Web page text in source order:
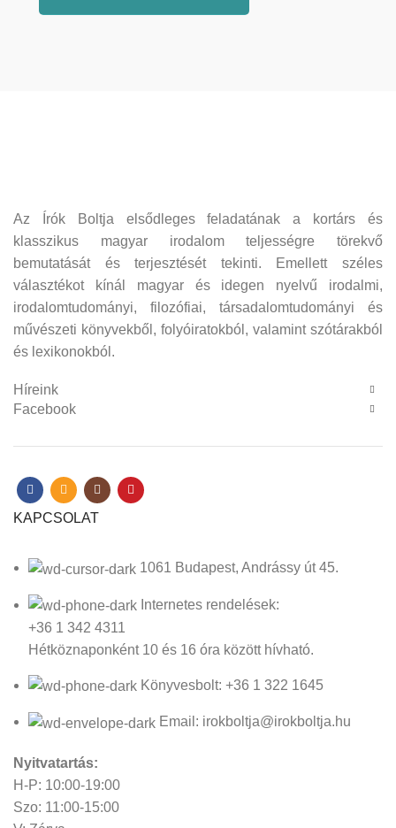
Az Írók Boltja elsődleges feladatának a kortárs és
klasszikus magyar irodalom teljességre törekvő
bemutatását és terjesztését tekinti. Emellett széles
választékot kínál magyar és idegen nyelvű irodalmi,
irodalomtudományi, filozófiai, társadalomtudományi és
művészeti könyvekből, folyóiratokból, valamint szótárakból
és lexikonokból.
Híreink
Facebook
KAPCSOLAT
1061 Budapest, Andrássy út 45.
Internetes rendelések:
+36 1 342 4311
Hétköznaponként 10 és 16 óra között hívható.
Könyvesbolt: +36 1 322 1645
Email: irokboltja@irokboltja.hu
Nyitvatartás:
H-P: 10:00-19:00
Szo: 11:00-15:00